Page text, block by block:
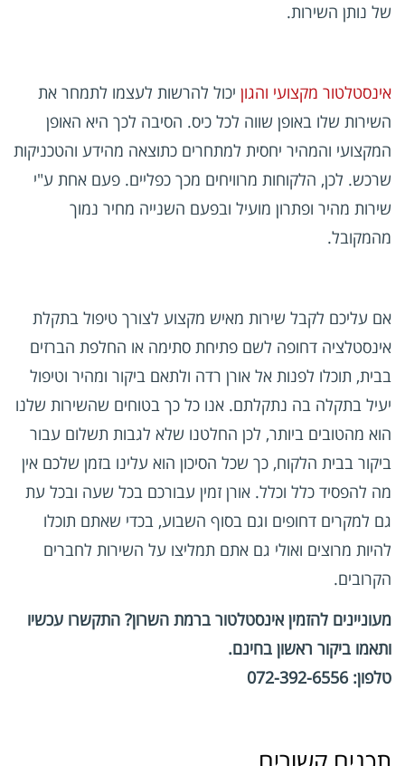
של נותן השירות.
אינסטלטור מקצועי והגון יכול להרשות לעצמו לתמחר את
השירות שלו באופן שווה לכל כיס. הסיבה לכך היא האופן
המקצועי והמהיר יחסית למתחרים כתוצאה מהידע והטכניקות
שרכש. לכן, הלקוחות מרוויחים מכך כפליים. פעם אחת ע"י
שירות מהיר ופתרון מועיל ובפעם השנייה מחיר נמוך
מהמקובל.
אם עליכם לקבל שירות מאיש מקצוע לצורך טיפול בתקלת
אינסטלציה דחופה לשם פתיחת סתימה או החלפת הברזים
בבית, תוכלו לפנות אל אורן רדה ולתאם ביקור ומהיר וטיפול
יעיל בתקלה בה נתקלתם. אנו כל כך בטוחים שהשירות שלנו
הוא מהטובים ביותר, לכן החלטנו שלא לגבות תשלום עבור
ביקור בבית הלקוח, כך שכל הסיכון הוא עלינו בזמן שלכם אין
מה להפסיד כלל וכלל. אורן זמין עבורכם בכל שעה ובכל עת
גם למקרים דחופים וגם בסוף השבוע, בכדי שאתם תוכלו
להיות מרוצים ואולי גם אתם תמליצו על השירות לחברים
הקרובים.
מעוניינים להזמין אינסטלטור ברמת השרון? התקשרו עכשיו
ותאמו ביקור ראשון בחינם.
טלפון: 072-392-6556